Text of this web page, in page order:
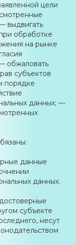
цели
выдвигать
обработке
на рынке
обжаловать
субъектов
порядке
данных; —
данные
данных.
субъекте
несут